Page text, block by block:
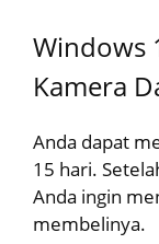
Windows
Kamera
Anda dapat
15 hari.
Anda ingin
membelinya.